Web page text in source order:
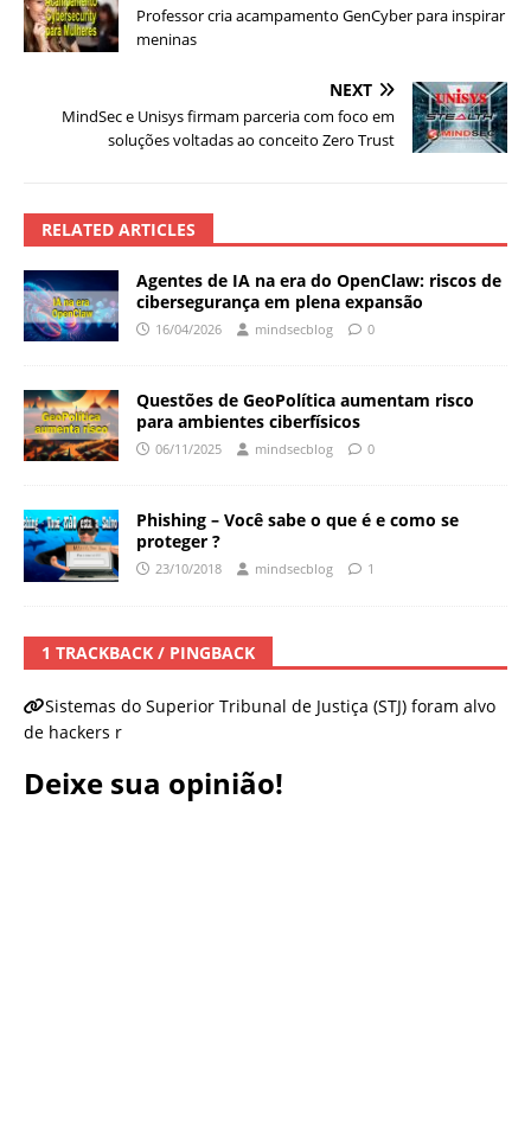
Professor cria acampamento GenCyber para inspirar
meninas
NEXT
MindSec e Unisys firmam parceria com foco em
soluções voltadas ao conceito Zero Trust
RELATED ARTICLES
Agentes de IA na era do OpenClaw: riscos de
cibersegurança em plena expansão
16/04/2026 mindsecblog 0
Questões de GeoPolítica aumentam risco
para ambientes ciberfísicos
06/11/2025 mindsecblog 0
Phishing – Você sabe o que é e como se
proteger ?
23/10/2018 mindsecblog 1
1 TRACKBACK / PINGBACK
Sistemas do Superior Tribunal de Justiça (STJ) foram alvo
de hackers r
Deixe sua opinião!